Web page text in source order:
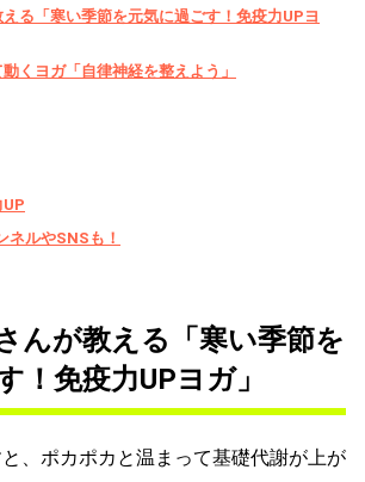
る「寒い季節を元気に過ごす！免疫力UPヨ
くヨガ「自律神経を整えよう」
ルやSNSも！
んが教える「寒い季節を
！免疫力UPヨガ」
、ポカポカと温まって基礎代謝が上が